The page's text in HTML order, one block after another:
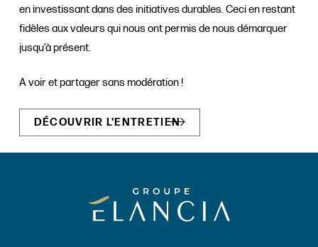
en investissant dans des initiatives durables. Ceci en restant
fidèles aux valeurs qui nous ont permis de nous démarquer
jusqu’à présent.
A voir et partager sans modération !
DÉCOUVRIR L'ENTRETIEN